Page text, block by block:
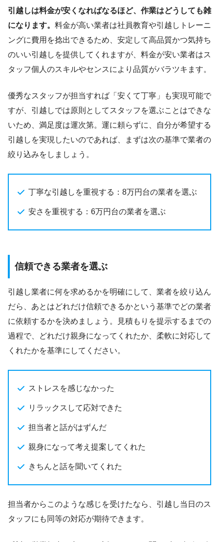
引越しは料金が安くなればなるほど、作業はどうしても雑
になります。 料金が高い業者は社員教育や引越しトレーニ
ングに費用を捻出できるため、安定して高品質かつ気持ち
のいい引越しを提供してくれますが、料金が安い業者はス
タッフ個人のスキルやセンスにより品質がバラツキます。
優秀なスタッフが担当すれば「安くて丁寧」も実現可能で
すが、引越しでは原則としてスタッフを選ぶことはできな
いため、満足度は運次第。運に頼らずに、自分が希望する
引越しを実現したいのであれば、まずは次の基準で業者の
絞り込みをしましょう。
丁寧な引越しを重視する：8万円台の業者を選ぶ
安さを重視する：6万円台の業者を選ぶ
信頼できる業者を選ぶ
引越し業者に何を求めるかを明確にして、業者を絞り込ん
だら、あとはどれだけ信頼できるかという基準でどの業者
に依頼するかを決めましょう。見積もりを提示するまでの
過程で、どれだけ親身になってくれたか、柔軟に対応して
くれたかを基準にしてください。
ストレスを感じなかった
リラックスして応対できた
担当者と話がはずんだ
親身になって考え提案してくれた
きちんと話を聞いてくれた
担当者からこのような感じを受けたなら、引越し当日のス
タッフにも同等の対応が期待できます。